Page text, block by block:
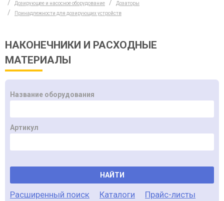
Дозирующее и насосное оборудование
Дозаторы
Принадлежности для дозирующих устройств
НАКОНЕЧНИКИ И РАСХОДНЫЕ
МАТЕРИАЛЫ
Название оборудования
Артикул
НАЙТИ
Расширенный поиск Каталоги
Прайс-листы